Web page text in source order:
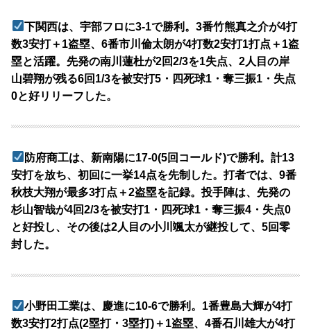
下関西は、宇部フロに3-1で勝利。3番竹熊真之介が4打
数3安打＋1盗塁、6番市川倫太朗が4打数2安打1打点＋1盗
塁と活躍。先発の南川蓮杜が2回2/3を1失点、2人目の岸
山碧翔が残る6回1/3を被安打5・四死球1・奪三振1・失点
0と好リリーフした。
防府商工は、新南陽に17-0(5回コールド)で勝利。計13
安打を放ち、初回に一挙14点を先制した。打者では、9番
秋枝大翔が最多3打点＋2盗塁を記録。投手陣は、先発の
杉山智哉が4回2/3を被安打1・四死球1・奪三振4・失点0
と好投し、その後は2人目の小川颯太が継投して、5回零
封した。
小野田工業は、慶進に10-6で勝利。1番豊島大輝が4打
数3安打2打点(2塁打・3塁打)＋1盗塁、4番石川雄大が4打